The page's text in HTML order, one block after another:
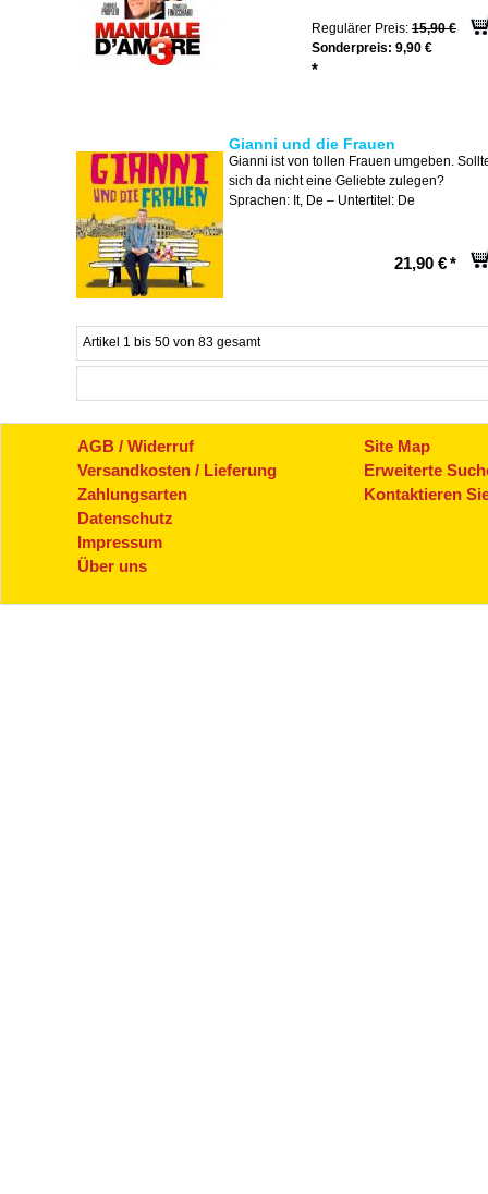
Regulärer Preis: 15,90 €
Sonderpreis: 9,90 €
*
Gianni und die Frauen
Gianni ist von tollen Frauen umgeben.
sich da nicht eine Geliebte zulegen?
Sprachen: It, De – Untertitel: De
21,90 €*
Artikel 1 bis 50 von 83 gesamt
AGB / Widerruf
Versandkosten / Lieferung
Zahlungsarten
Datenschutz
Impressum
Über uns
Site Map
Erweiterte
Kontaktieren